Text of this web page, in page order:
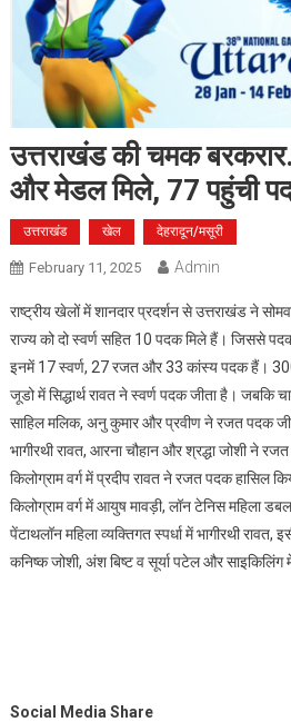
उत्तराखंड की चमक
और मेडल मिले, 77 पहुंची
उत्तराखंड खेल देहरादून/मसूरी
February 11, 2025 Admin
राष्ट्रीय खेलों में शानदार प्रदर्शन से उत्तराखंड ने
राज्य को दो स्वर्ण सहित 10 पदक मिले हैं। जिससे
इनमें 17 स्वर्ण, 27 रजत और 33 कांस्य पदक हैं।
जूडो में सिद्धार्थ रावत ने स्वर्ण पदक जीता है। जबकि
साहिल मलिक, अनु कुमार और प्रवीण ने रजत पदक
भागीरथी रावत, आरना चौहान और श्रद्धा जोशी ने
किलोग्राम वर्ग में प्रदीप रावत ने रजत पदक हासिल
किलोग्राम वर्ग में आयुष मावड़ी, लॉन टेनिस महिला डबल
पेंटाथलॉन महिला व्यक्तिगत स्पर्धा में भागीरथी रावत,
कनिष्क जोशी, अंश बिष्ट व सूर्या पटेल और साइकिलिंग
Social Media Share